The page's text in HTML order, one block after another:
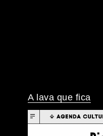
A lava que fica